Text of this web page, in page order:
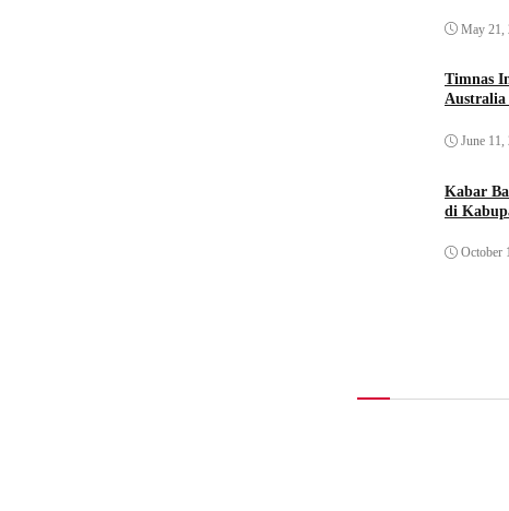
May 21,
Timnas
Australia
June 11,
Kabar
di
October